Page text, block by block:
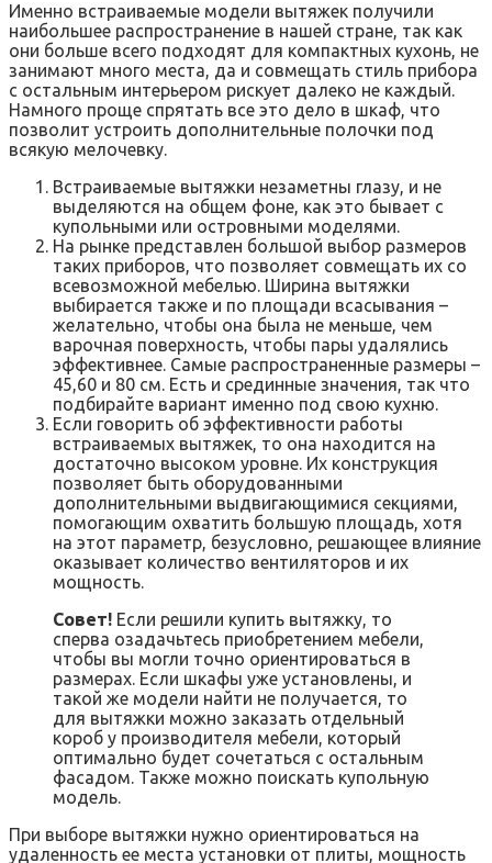
Именно встраиваемые модели вытяжек получили
наибольшее распространение в нашей стране, так как
они больше всего подходят для компактных кухонь, не
занимают много места, да и совмещать стиль прибора
с остальным интерьером рискует далеко не каждый.
Намного проще спрятать все это дело в шкаф, что
позволит устроить дополнительные полочки под
всякую мелочевку.
Встраиваемые вытяжки незаметны глазу, и не
выделяются на общем фоне, как это бывает с
купольными или островными моделями.
На рынке представлен большой выбор размеров
таких приборов, что позволяет совмещать их со
всевозможной мебелью. Ширина вытяжки
выбирается также и по площади всасывания –
желательно, чтобы она была не меньше, чем
варочная поверхность, чтобы пары удалялись
эффективнее. Самые распространенные размеры –
45,60 и 80 см. Есть и срединные значения, так что
подбирайте вариант именно под свою кухню.
Если говорить об эффективности работы
встраиваемых вытяжек, то она находится на
достаточно высоком уровне. Их конструкция
позволяет быть оборудованными
дополнительными выдвигающимися секциями,
помогающим охватить большую площадь, хотя
на этот параметр, безусловно, решающее влияние
оказывает количество вентиляторов и их
мощность.
Совет! Если решили купить вытяжку, то
сперва озадачьтесь приобретением мебели,
чтобы вы могли точно ориентироваться в
размерах. Если шкафы уже установлены, и
такой же модели найти не получается, то
для вытяжки можно заказать отдельный
короб у производителя мебели, который
оптимально будет сочетаться с остальным
фасадом. Также можно поискать купольную
модель.
При выборе вытяжки нужно ориентироваться на
удаленность ее места установки от плиты, мощность